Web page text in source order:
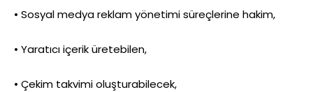
• Sosyal medya reklam yönetimi süreçlerine hakim,
• Yaratıcı içerik üretebilen,
• Çekim takvimi oluşturabilecek,